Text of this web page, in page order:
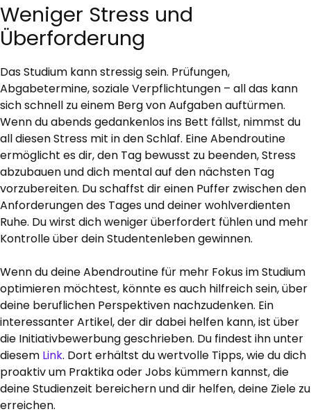
Weniger Stress und
Überforderung
Das Studium kann stressig sein. Prüfungen,
Abgabetermine, soziale Verpflichtungen – all das kann
sich schnell zu einem Berg von Aufgaben auftürmen.
Wenn du abends gedankenlos ins Bett fällst, nimmst du
all diesen Stress mit in den Schlaf. Eine Abendroutine
ermöglicht es dir, den Tag bewusst zu beenden, Stress
abzubauen und dich mental auf den nächsten Tag
vorzubereiten. Du schaffst dir einen Puffer zwischen den
Anforderungen des Tages und deiner wohlverdienten
Ruhe. Du wirst dich weniger überfordert fühlen und mehr
Kontrolle über dein Studentenleben gewinnen.
Wenn du deine Abendroutine für mehr Fokus im Studium
optimieren möchtest, könnte es auch hilfreich sein, über
deine beruflichen Perspektiven nachzudenken. Ein
interessanter Artikel, der dir dabei helfen kann, ist über
die Initiativbewerbung geschrieben. Du findest ihn unter
diesem Link. Dort erhältst du wertvolle Tipps, wie du dich
proaktiv um Praktika oder Jobs kümmern kannst, die
deine Studienzeit bereichern und dir helfen, deine Ziele zu
erreichen.